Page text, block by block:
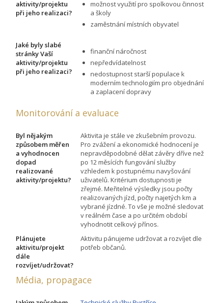
aktivity/projektu
při jeho realizaci?
možnost využití pro spolkovou činnost
a školy
zaměstnání místních obyvatel
Jaké byly slabé
stránky Vaší
aktivity/projektu
při jeho realizaci?
finanční náročnost
nepředvídatelnost
nedostupnost starší populace k
moderním technologiím pro objednání
a zaplacení dopravy
Monitorování a evaluace
Byl nějakým
způsobem měřen
a vyhodnocen
dopad
realizované
aktivity/projektu?
Aktivita je stále ve zkušebním provozu.
Pro zvážení a ekonomické hodnocení je
nepravděpodobné dělat závěry dříve než
po 12 měsících fungování služby
vzhledem k postupnému navyšování
uživatelů. Kritérium dostupnosti je
zřejmé. Meřitelné výsledky jsou počty
realizovaných jízd, počty najetých km a
vybrané jízdné. To vše je možné sledovat
v reálném čase a po určitém období
vyhodnotit celkový přínos.
Plánujete
aktivitu/projekt
dále
rozvíjet/udržovat?
Aktivitu pánujeme udržovat a rozvíjet dle
potřeb občanů.
Média, propagace